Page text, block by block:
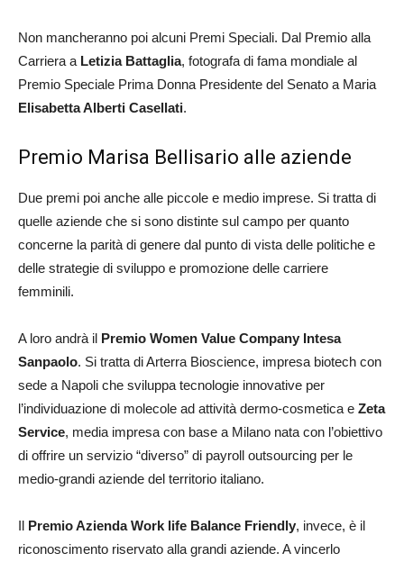
Non mancheranno poi alcuni Premi Speciali. Dal Premio alla
Carriera a Letizia Battaglia, fotografa di fama mondiale al
Premio Speciale Prima Donna Presidente del Senato a Maria
Elisabetta Alberti Casellati.
Premio Marisa Bellisario alle aziende
Due premi poi anche alle piccole e medio imprese. Si tratta di
quelle aziende che si sono distinte sul campo per quanto
concerne la parità di genere dal punto di vista delle politiche e
delle strategie di sviluppo e promozione delle carriere
femminili.
A loro andrà il Premio Women Value Company Intesa
Sanpaolo. Si tratta di Arterra Bioscience, impresa biotech con
sede a Napoli che sviluppa tecnologie innovative per
l’individuazione di molecole ad attività dermo-cosmetica e Zeta
Service, media impresa con base a Milano nata con l’obiettivo
di offrire un servizio “diverso” di payroll outsourcing per le
medio-grandi aziende del territorio italiano.
Il Premio Azienda Work life Balance Friendly, invece, è il
riconoscimento riservato alla grandi aziende. A vincerlo